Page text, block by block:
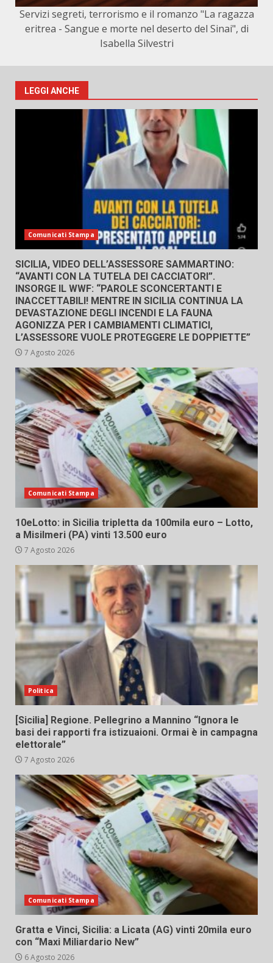
Servizi segreti, terrorismo e il romanzo "La ragazza
eritrea - Sangue e morte nel deserto del Sinai", di
Isabella Silvestri
LEGGI ANCHE
Comunicati Stampa
SICILIA, VIDEO DELL’ASSESSORE SAMMARTINO:
“AVANTI CON LA TUTELA DEI CACCIATORI”.
INSORGE IL WWF: “PAROLE SCONCERTANTI E
INACCETTABILI! MENTRE IN SICILIA CONTINUA LA
DEVASTAZIONE DEGLI INCENDI E LA FAUNA
AGONIZZA PER I CAMBIAMENTI CLIMATICI,
L’ASSESSORE VUOLE PROTEGGERE LE DOPPIETTE”
7 Agosto 2026
Comunicati Stampa
10eLotto: in Sicilia tripletta da 100mila euro – Lotto,
a Misilmeri (PA) vinti 13.500 euro
7 Agosto 2026
Politica
[Sicilia] Regione. Pellegrino a Mannino “Ignora le
basi dei rapporti fra istizuaioni. Ormai è in campagna
elettorale”
7 Agosto 2026
Comunicati Stampa
Gratta e Vinci, Sicilia: a Licata (AG) vinti 20mila euro
con “Maxi Miliardario New”
6 Agosto 2026